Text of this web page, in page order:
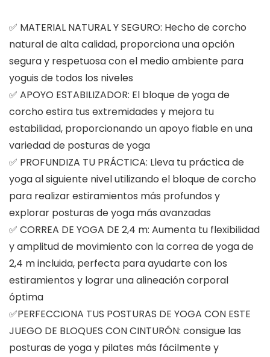
✅ MATERIAL NATURAL Y SEGURO: Hecho de corcho
natural de alta calidad, proporciona una opción
segura y respetuosa con el medio ambiente para
yoguis de todos los niveles
✅ APOYO ESTABILIZADOR: El bloque de yoga de
corcho estira tus extremidades y mejora tu
estabilidad, proporcionando un apoyo fiable en una
variedad de posturas de yoga
✅ PROFUNDIZA TU PRÁCTICA: Lleva tu práctica de
yoga al siguiente nivel utilizando el bloque de corcho
para realizar estiramientos más profundos y
explorar posturas de yoga más avanzadas
✅ CORREA DE YOGA DE 2,4 m: Aumenta tu flexibilidad
y amplitud de movimiento con la correa de yoga de
2,4 m incluida, perfecta para ayudarte con los
estiramientos y lograr una alineación corporal
óptima
✅PERFECCIONA TUS POSTURAS DE YOGA CON ESTE
JUEGO DE BLOQUES CON CINTURÓN: consigue las
posturas de yoga y pilates más fácilmente y